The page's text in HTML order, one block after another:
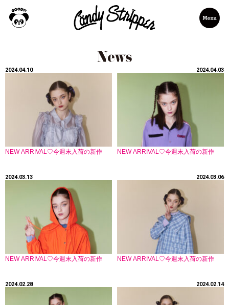
2024.04.10
NEW ARRIVAL♡今週末入荷の新作
2024.04.03
NEW ARRIVAL♡今週末入荷の新作
2024.03.13
NEW ARRIVAL♡今週末入荷の新作
2024.03.06
NEW ARRIVAL♡今週末入荷の新作
2024.02.28 2024.02.14